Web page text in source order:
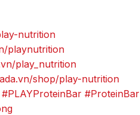
nutrition
playnutrition
play_nutrition
shop/play-nutrition
#PLAYProteinBar #ProteinBar